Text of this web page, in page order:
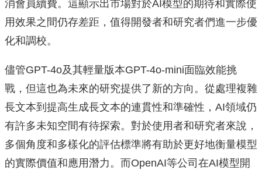
消會員續費。這顯示出市場對於AI模型的期待和實際使
用效果之間仍存差距，值得開發者和研究者們進一步優
化和調校。
儘管GPT-4o及其輕量版本GPT-4o-mini面臨效能挑
戰，但這也為未來的研究提供了新的方向。從處理複雜
長文本到提高生成長文本的連貫性和準確性，AI領域仍
有許多未知空間有待探索。對於使用者和研究者來說，
多個角度和多樣化的評估標準將有助於更好地衡量模型
的實際價值和應用潛力。而OpenAI等公司在AI模型開